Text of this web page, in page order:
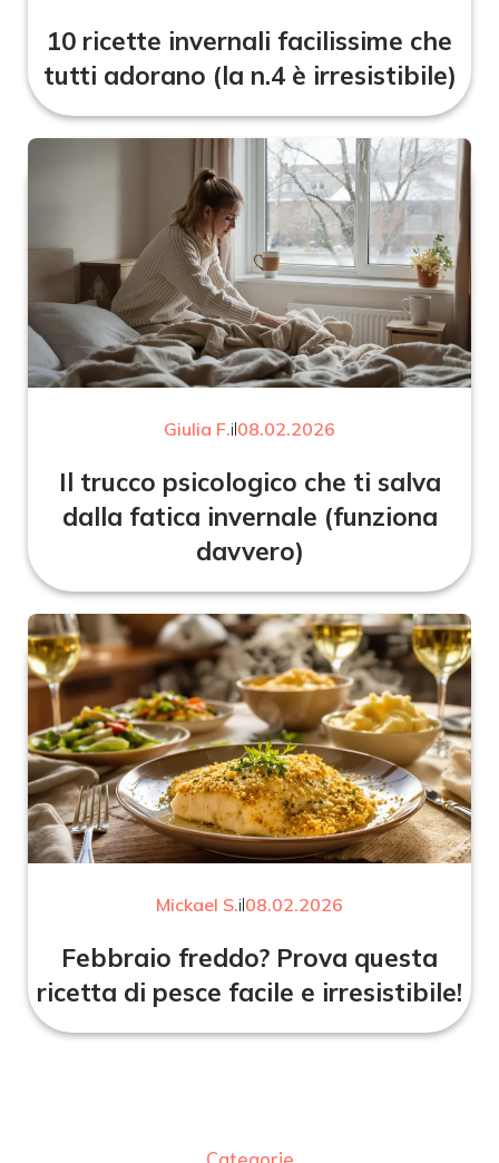
10 ricette invernali facilissime che
tutti adorano (la n.4 è irresistibile)
Giulia F.il08.02.2026
Il trucco psicologico che ti salva
dalla fatica invernale (funziona
davvero)
Mickael S.il08.02.2026
Febbraio freddo? Prova questa
ricetta di pesce facile e irresistibile!
Categorie